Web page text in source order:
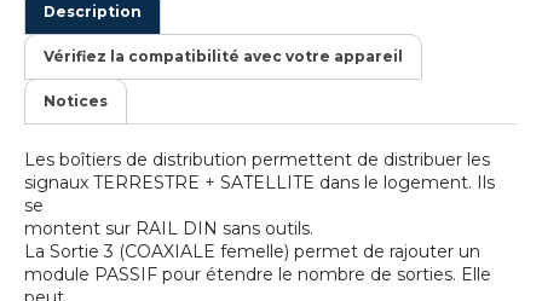
Description
Vérifiez la compatibilité avec votre appareil
Notices
Les boîtiers de distribution permettent de distribuer les
signaux TERRESTRE + SATELLITE dans le logement. Ils
se
montent sur RAIL DIN sans outils.
La Sortie 3 (COAXIALE femelle) permet de rajouter un
module PASSIF pour étendre le nombre de sorties. Elle